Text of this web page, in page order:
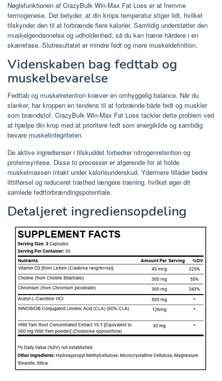
Nøglefunktionen af ​​CrazyBulk Win-Max Fat Loss er at fremme
termogenese. Det betyder, at din krops temperatur stiger lidt, hvilket
tilskynder den til at forbrænde flere kalorier. Samtidig understøtter den
muskelgendannelse og udholdenhed, så du kan træne hårdere i en
skærefase. Slutresultatet er mindre fedt og mere muskeldefinition.
Videnskaben bag fedttab og
muskelbevarelse
Fedttab og muskelretention kræver en omhyggelig balance. Når du
slanker, har kroppen en tendens til at forbrænde både fedt og muskler
som brændstof. CrazyBulk Win-Max Fat Loss tackler dette problem ved
at hjælpe din krop med at prioritere fedt som energikilde og samtidig
bevare muskelintegriteten.
De aktive ingredienser i tilskuddet forbedrer nitrogenretention og
proteinsyntese. Disse to processer er afgørende for at holde
muskelmassen intakt under kalorieunderskud. Ydermere tillader bedre
ilttilførsel og reduceret træthed længere træning, hvilket øger dit
samlede fedtforbrændingspotentiale.
Detaljeret ingrediensopdeling